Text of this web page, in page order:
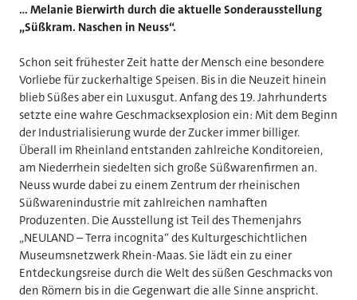
... Melanie Bierwirth durch die aktuelle Sonderausstellung
„Süßkram. Naschen in Neuss“.
Schon seit frühester Zeit hatte der Mensch eine besondere
Vorliebe für zuckerhaltige Speisen. Bis in die Neuzeit hinein
blieb Süßes aber ein Luxusgut. Anfang des 19. Jahrhunderts
setzte eine wahre Geschmacksexplosion ein: Mit dem Beginn
der Industrialisierung wurde der Zucker immer billiger.
Überall im Rheinland entstanden zahlreiche Konditoreien,
am Niederrhein siedelten sich große Süßwarenfirmen an.
Neuss wurde dabei zu einem Zentrum der rheinischen
Süßwarenindustrie mit zahlreichen namhaften
Produzenten. Die Ausstellung ist Teil des Themenjahrs
„NEULAND – Terra incognita“ des Kulturgeschichtlichen
Museumsnetzwerk Rhein-Maas. Sie lädt ein zu einer
Entdeckungsreise durch die Welt des süßen Geschmacks von
den Römern bis in die Gegenwart die alle Sinne anspricht.